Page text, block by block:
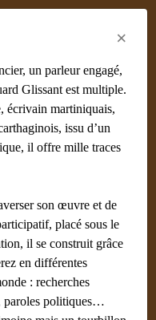
×
un parleur engagé,
Glissant est multiple.
écrivain martiniquais,
issu d’un
il offre mille traces
son œuvre et de
placé sous le
il se construit grâce
en différentes
: recherches
paroles politiques…